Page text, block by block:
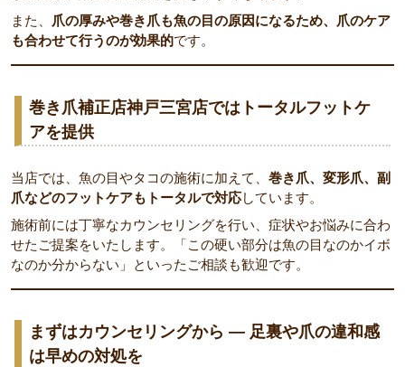
また、
爪の厚みや巻き爪も魚の目の原因になるため、爪のケア
も合わせて行うのが効果的です。
巻き爪補正店神戸三宮店ではトータルフットケ
アを提供
当店では、魚の目やタコの施術に加えて、 巻き爪、変形爪、副
爪などのフットケアもトータルで対応しています。
施術前には丁寧なカウンセリングを行い、症状やお悩みに合わ
せたご提案をいたします。「この硬い部分は魚の目なのかイボ
なのか分からない」といったご相談も歓迎です。
まずはカウンセリングから ― 足裏や爪の違和感
は早めの対処を